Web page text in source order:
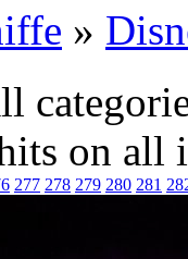
»
on all
277 278 279 280 281